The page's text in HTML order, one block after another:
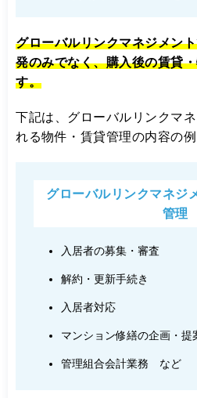
グローバルリンクマネジメン
発のみでなく、購入後の賃貸
す。
下記は、グローバルリンクマ
れる物件・賃貸管理の内容の例
グローバルリンクマネジ
管理
入居者の募集・審査
解約・更新手続き
入居者対応
マンション修繕の企画・提
管理組合会計業務 など